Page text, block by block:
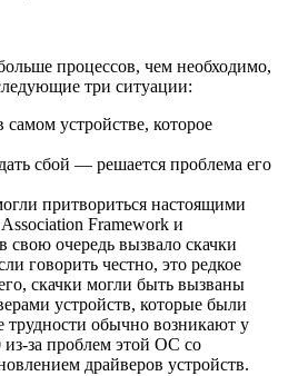
процессов, чем необходимо,
три ситуации:
самом устройстве, которое
сбой — решается проблема его
притвориться настоящими
Framework и
свою очередь вызвало скачки
говорить честно, это редкое
скачки могли быть вызваны
устройств, которые были
обычно возникают у
за проблем этой ОС со
драйверов устройств.